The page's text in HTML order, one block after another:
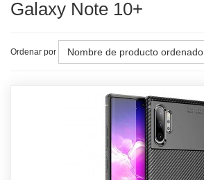
Galaxy Note 10+
Ordenar por Nombre de producto ordenado